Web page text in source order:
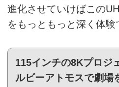
進化させていけばこの
をもっともっと深く体験
115インチの8Kプロジ
ルビーアトモスで劇場